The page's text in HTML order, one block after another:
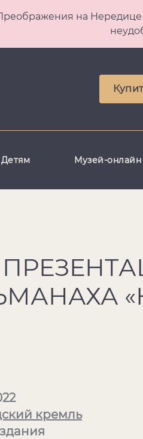
Преображения на
Детям Музей-онлайн
кремль